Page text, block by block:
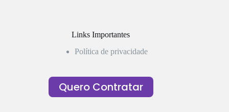
Links Importantes
Política de privacidade
Quero Contratar